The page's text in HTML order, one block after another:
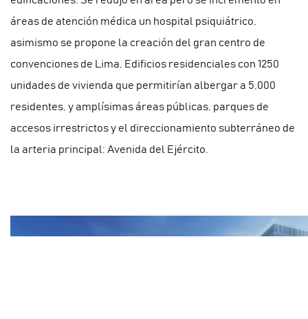
áreas de atención médica un hospital psiquiátrico,
asimismo se propone la creación del gran centro de
convenciones de Lima, Edificios residenciales con 1250
unidades de vivienda que permitirían albergar a 5,000
residentes, y amplísimas áreas públicas, parques de
accesos irrestrictos y el direccionamiento subterráneo de
la arteria principal: Avenida del Ejército.